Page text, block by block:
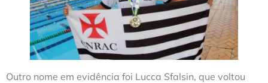
Outro nome em evidência foi Lucca Sfalsin, que voltou